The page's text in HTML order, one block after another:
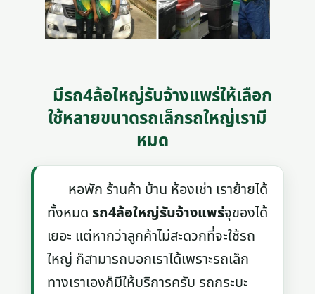
มีรถ4ล้อใหญ่รับจ้างแพร่ให้เลือก
ใช้หลายขนาดรถเล็กรถใหญ่เรามี
หมด
หอพัก ร้านค้า บ้าน ห้องเช่า เราย้ายได้
ทั้งหมดรถ4ล้อใหญ่รับจ้างแพร่จุของได้
เยอะ แต่หากว่าลูกค้าไม่สะดวกที่จะใช้รถ
ใหญ่ ก็สามารถบอกเราได้เพราะรถเล็ก
ทางเราเองก็มีให้บริการครับ รถกระบะ